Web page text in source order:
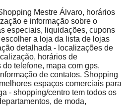
Mestre Álvaro, horários
e informação sobre o
especiais, liquidações, cupons
a loja da lista de lojas
detalhada - localizações de
horários de
telefone, mapa com gps,
de contatos. Shopping
espaços comerciais para
- shopping/centro tem todos os
de moda,